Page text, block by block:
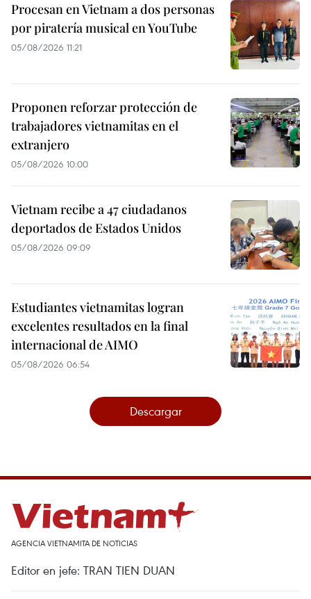
Procesan en Vietnam a dos personas
por piratería musical en YouTube
05/08/2026 11:21
Proponen reforzar protección de
trabajadores vietnamitas en el
extranjero
05/08/2026 10:00
Vietnam recibe a 47 ciudadanos
deportados de Estados Unidos
05/08/2026 09:09
Estudiantes vietnamitas logran
excelentes resultados en la final
internacional de AIMO
05/08/2026 06:54
Descargar
AGENCIA VIETNAMITA DE NOTICIAS
Editor en jefe: TRAN TIEN DUAN